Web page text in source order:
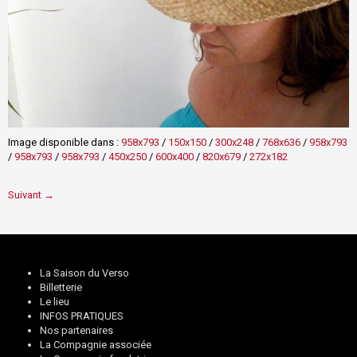
Image disponible dans : 958x793 / 150x150 / 300x248 / 768x636 / 958x793
/ 958x793 / 958x793 / 450x250 / 600x400 / 820x679 / 272x182
Suivant →
La Saison du Verso
Billetterie
Le lieu
INFOS PRATIQUES
Nos partenaires
La Compagnie associée